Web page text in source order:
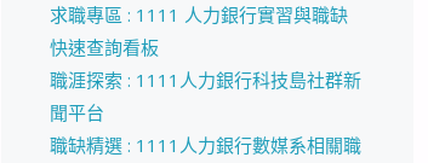
求職專區 : 1111 人力銀行實習與職缺
快速查詢看板
職涯探索 : 1111人力銀行科技島社群新
聞平台
職缺精選 : 1111人力銀行數媒系相關職